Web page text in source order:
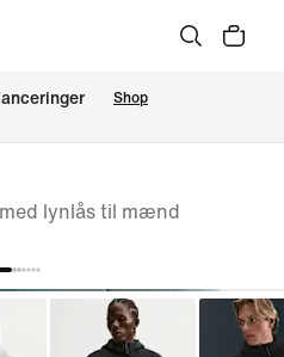
Shop
lynlås til mænd